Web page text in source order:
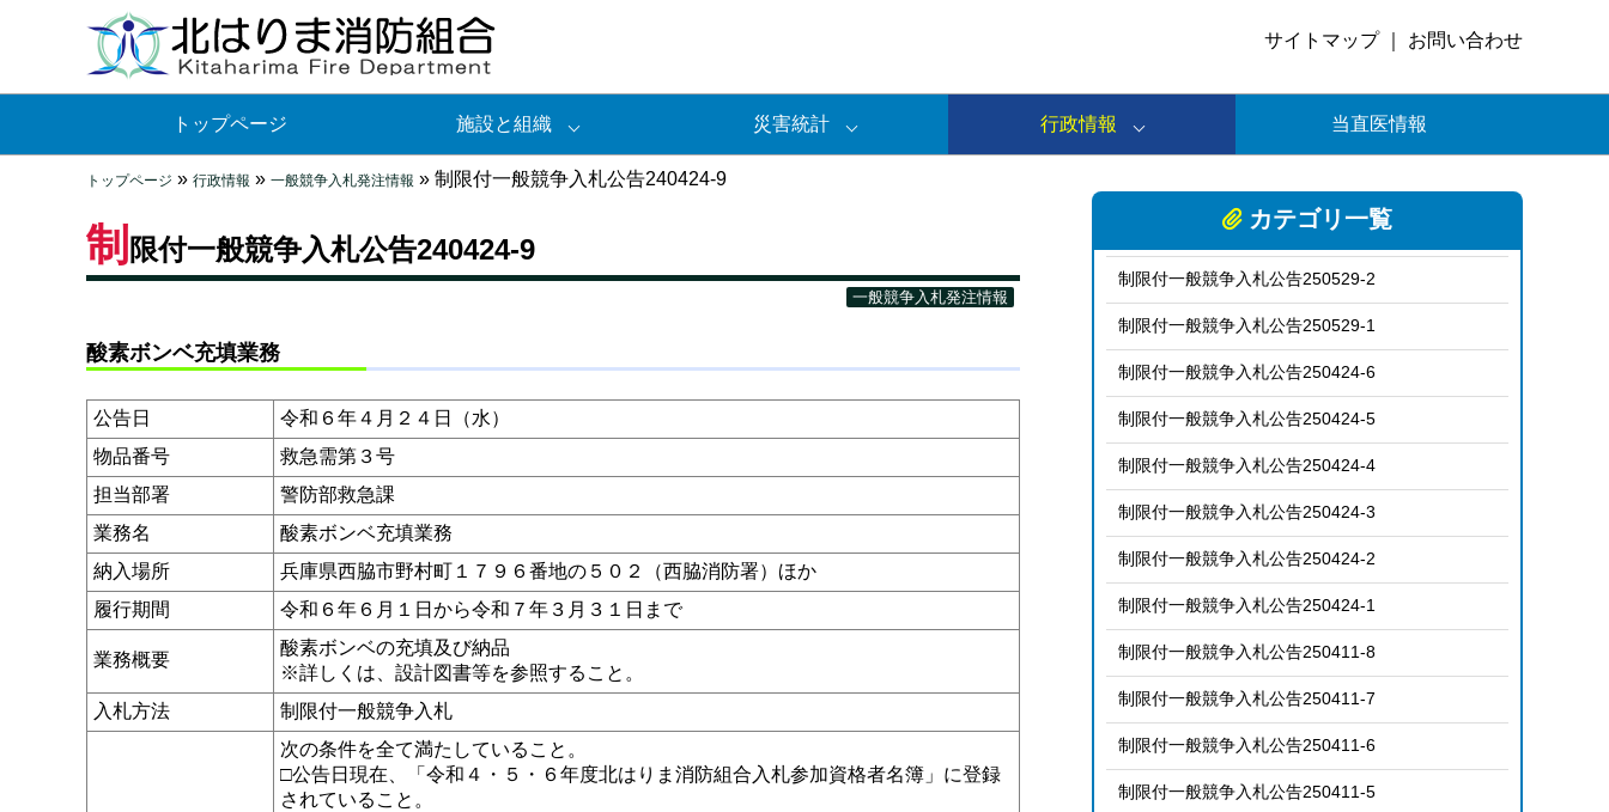
サイトマップ｜ お問い合わせ
トップページ 施設と組織 災害統計 行政情報 当直医情報
トップページ » 行政情報 » 一般競争入札発注情報 » 制限付一般競争入札公告240424-9
制 限付一般競争入札公告240424-9
一般競争入札発注情報
酸素ボンベ充填業務
公告日
令和６年４月２４日（水）
物品番号
救急需第３号
担当部署
警防部救急課
業務名
酸素ボンベ充填業務
納入場所
兵庫県西脇市野村町１７９６番地の５０２（西脇消防署）ほか
履行期間
令和６年６月１日から令和７年３月３１日まで
業務概要
酸素ボンベの充填及び納品
※詳しくは、設計図書等を参照すること。
入札方法
制限付一般競争入札
次の条件を全て満たしていること。
□公告日現在、「令和４・５・６年度北はりま消防組合入札参加資格者名簿」に登録
されていること。
カテゴリ一覧
制限付一般競争入札公告250529-2
制限付一般競争入札公告250529-1
制限付一般競争入札公告250424-6
制限付一般競争入札公告250424-5
制限付一般競争入札公告250424-4
制限付一般競争入札公告250424-3
制限付一般競争入札公告250424-2
制限付一般競争入札公告250424-1
制限付一般競争入札公告250411-8
制限付一般競争入札公告250411-7
制限付一般競争入札公告250411-6
制限付一般競争入札公告250411-5